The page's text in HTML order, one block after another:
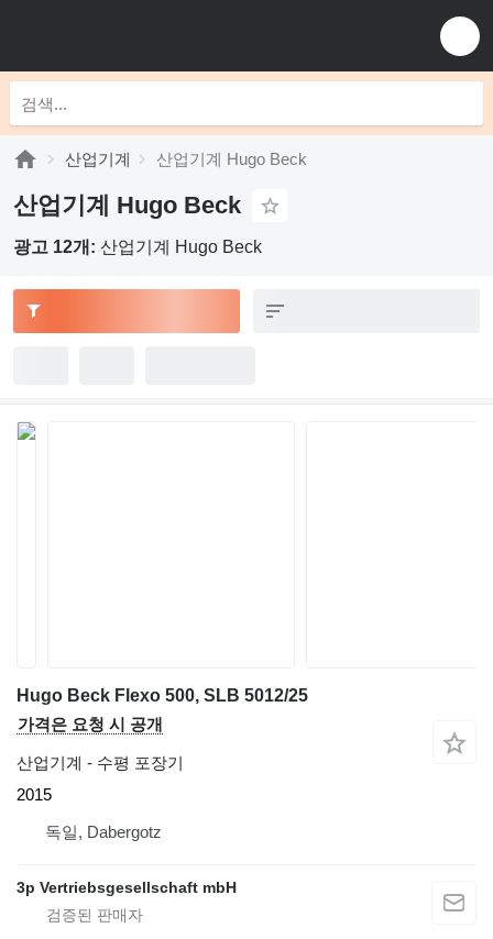
산업기계 산업기계 Hugo Beck
산업기계 Hugo Beck
광고 12개: 산업기계 Hugo Beck
Hugo Beck Flexo 500, SLB 5012/25
가격은 요청 시 공개
산업기계 - 수평 포장기
2015
독일, Dabergotz
3p Vertriebsgesellschaft mbH